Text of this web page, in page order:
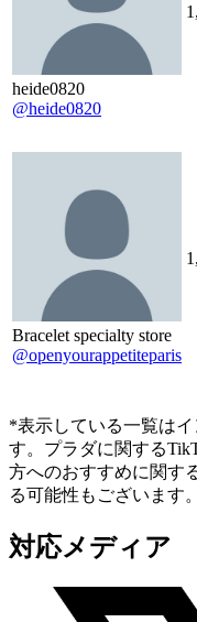
heide0820
@heide0820
Bracelet specialty store
@openyourappetiteparis
*表示している一覧は
す。プラダに関する
方へのおすすめに関す
る可能性もございます。
対応メディア